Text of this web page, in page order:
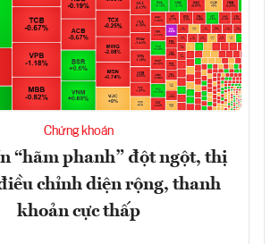
Chứng khoán
“hãm phanh” đột ngột, thị
chỉnh diện rộng, thanh
khoản cực thấp